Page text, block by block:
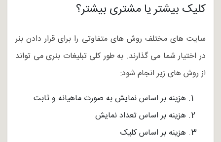
کلیک بیشتر یا مشتری بیشتر؟
سایت های مختلف روش های متفاوتی را برای قرار دادن بنر
در اختیار شما می گذارند. به طور کلی تبلیغات بنری می تواند
از روش های زیر انجام شود:
هزینه بر اساس نمایش به صورت ماهیانه و ثابت
هزینه بر اساس تعداد نمایش
هزینه بر اساس کلیک